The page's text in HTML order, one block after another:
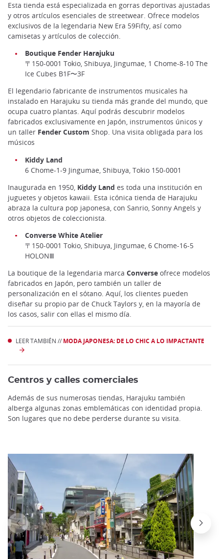
Esta tienda está especializada en gorras deportivas ajustadas
y otros artículos esenciales de streetwear. Ofrece modelos
exclusivos de la legendaria New Era 59Fifty, así como
camisetas y artículos de colección.
Boutique Fender Harajuku
〒150-0001 Tokio, Shibuya, Jingumae, 1 Chome-8-10 The
Ice Cubes B1F〜3F
El legendario fabricante de instrumentos musicales ha
instalado en Harajuku su tienda más grande del mundo, que
ocupa cuatro plantas. Aquí podrás descubrir modelos
fabricados exclusivamente en Japón, instrumentos únicos y
un taller Fender Custom Shop. Una visita obligada para los
músicos
Kiddy Land
6 Chome-1-9 Jingumae, Shibuya, Tokio 150-0001
Inaugurada en 1950, Kiddy Land es toda una institución en
juguetes y objetos kawaii. Esta icónica tienda de Harajuku
abraza la cultura pop japonesa, con Sanrio, Sonny Angels y
otros objetos de coleccionista.
Converse White Atelier
〒150-0001 Tokio, Shibuya, Jingumae, 6 Chome-16-5
HOLONⅢ
La boutique de la legendaria marca Converse ofrece modelos
fabricados en Japón, pero también un taller de
personalización en el sótano. Aquí, los clientes pueden
diseñar su propio par de Chuck Taylors y, en la mayoría de
los casos, salir con ellas el mismo día.
LEER TAMBIÉN // MODA JAPONESA: DE LO CHIC A LO IMPACTANTE
Centros y calles comerciales
Además de sus numerosas tiendas, Harajuku también
alberga algunas zonas emblemáticas con identidad propia.
Son lugares que no debe perderse durante su visita.